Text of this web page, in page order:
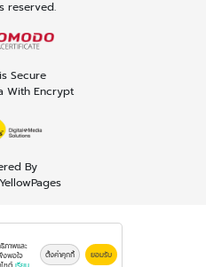
reserved.
Secure
With Encrypt
By
ภาพและ
งพอใจ
ตั้งค่าคุกกี้ ยอมรับ